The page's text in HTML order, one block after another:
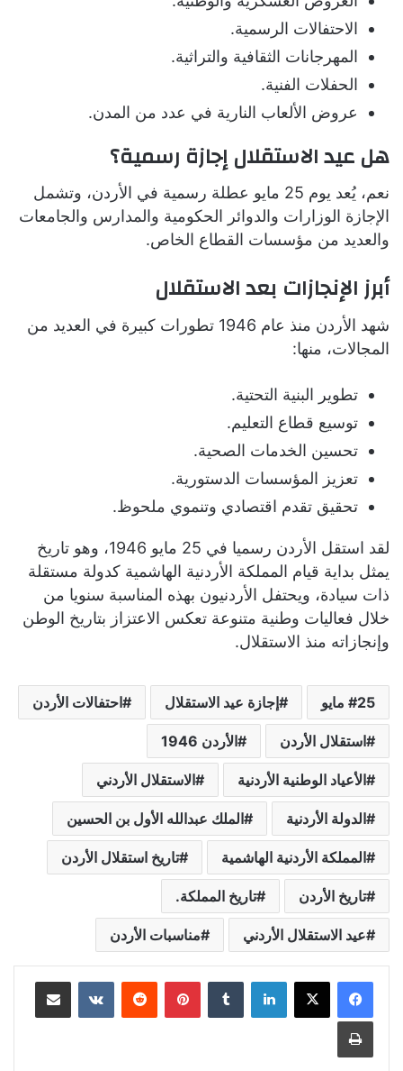
الاحتفالات الرسمية.
المهرجانات الثقافية والتراثية.
الحفلات الفنية.
عروض الألعاب النارية في عدد من المدن.
هل عيد الاستقلال إجازة رسمية؟
نعم، يُعد يوم 25 مايو عطلة رسمية في الأردن، وتشمل
الإجازة الوزارات والدوائر الحكومية والمدارس والجامعات
والعديد من مؤسسات القطاع الخاص.
أبرز الإنجازات بعد الاستقلال
شهد الأردن منذ عام 1946 تطورات كبيرة في العديد من
المجالات، منها:
تطوير البنية التحتية.
توسيع قطاع التعليم.
تحسين الخدمات الصحية.
تعزيز المؤسسات الدستورية.
تحقيق تقدم اقتصادي وتنموي ملحوظ.
لقد استقل الأردن رسميا في 25 مايو 1946، وهو تاريخ
يمثل بداية قيام المملكة الأردنية الهاشمية كدولة مستقلة
ذات سيادة، ويحتفل الأردنيون بهذه المناسبة سنويا من
خلال فعاليات وطنية متنوعة تعكس الاعتزاز بتاريخ الوطن
وإنجازاته منذ الاستقلال.
25 مايو إجازة عيد الاستقلال احتفالات الأردن
استقلال الأردن الأردن 1946
الأعياد الوطنية الأردنية الاستقلال الأردني
الدولة الأردنية الملك عبدالله الأول بن الحسين
المملكة الأردنية الهاشمية تاريخ استقلال الأردن
تاريخ الأردن تاريخ المملكة.
عيد الاستقلال الأردني مناسبات الأردن
لينكدإن بينتيريست مشاركة عبر البريد
طباعة